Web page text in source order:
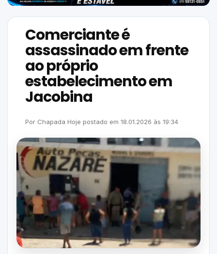
Comerciante é
assassinado em frente
ao próprio
estabelecimento em
Jacobina
Por Chapada Hoje postado em 18.01.2026 às 19:34